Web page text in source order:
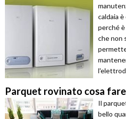
caldaia
perché
che non
Parquet rovinato cosa fare
Il
bello